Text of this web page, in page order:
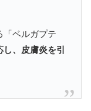
ベルガプテ
、皮膚炎を引